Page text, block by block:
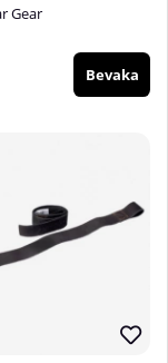
Gear
Bevaka